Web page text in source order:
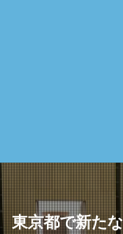
東京都で新た